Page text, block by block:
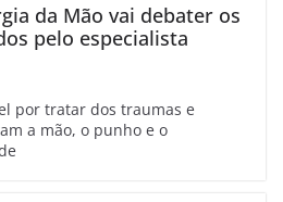
da Mão vai debater os
pelo especialista
por tratar dos traumas e
a mão, o punho e o